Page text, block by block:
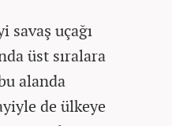
savaş uçağı
üst sıralara
alanda
de ülkeye